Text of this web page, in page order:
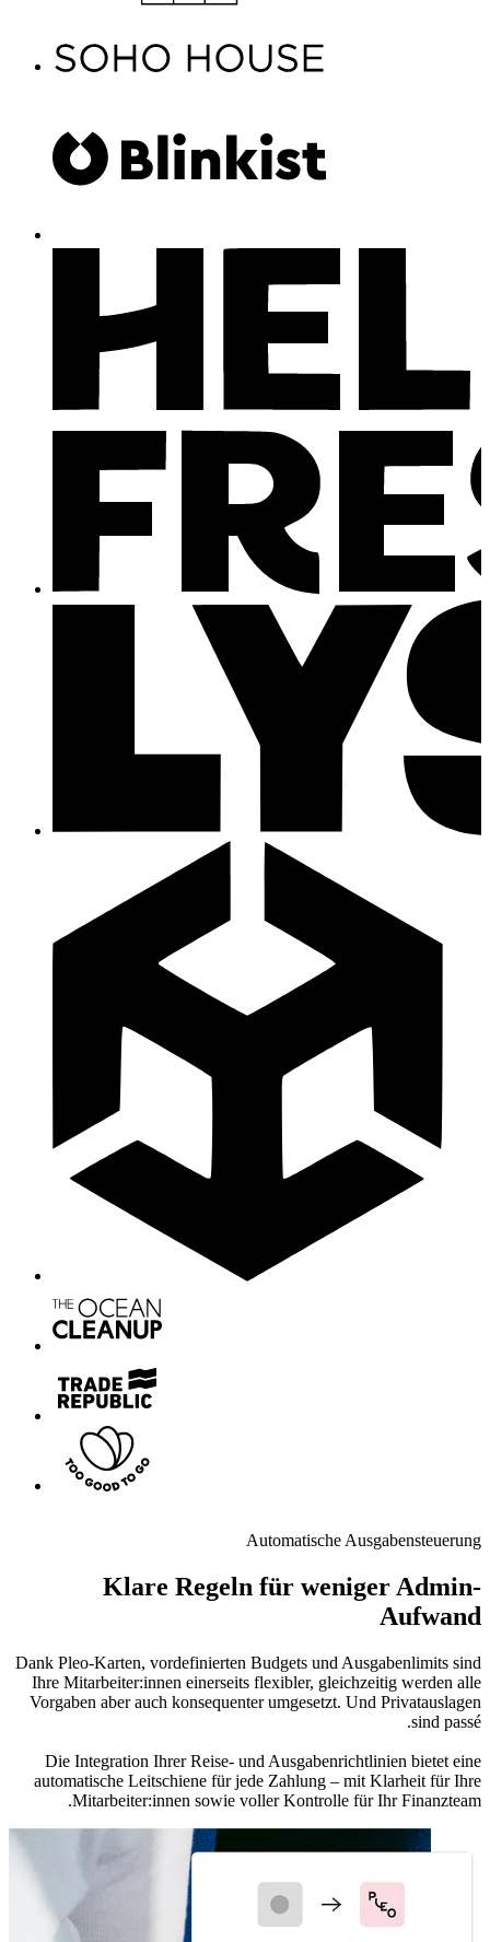
Automatische Ausgabensteuerung
Klare Regeln für weniger Admin-
Aufwand
Dank Pleo-Karten, vordefinierten Budgets und Ausgabenlimits sind
Ihre Mitarbeiter:innen einerseits flexibler, gleichzeitig werden alle
Vorgaben aber auch konsequenter umgesetzt. Und Privatauslagen
sind passé.
Die Integration Ihrer Reise- und Ausgabenrichtlinien bietet eine
automatische Leitschiene für jede Zahlung – mit Klarheit für Ihre
Mitarbeiter:innen sowie voller Kontrolle für Ihr Finanzteam.